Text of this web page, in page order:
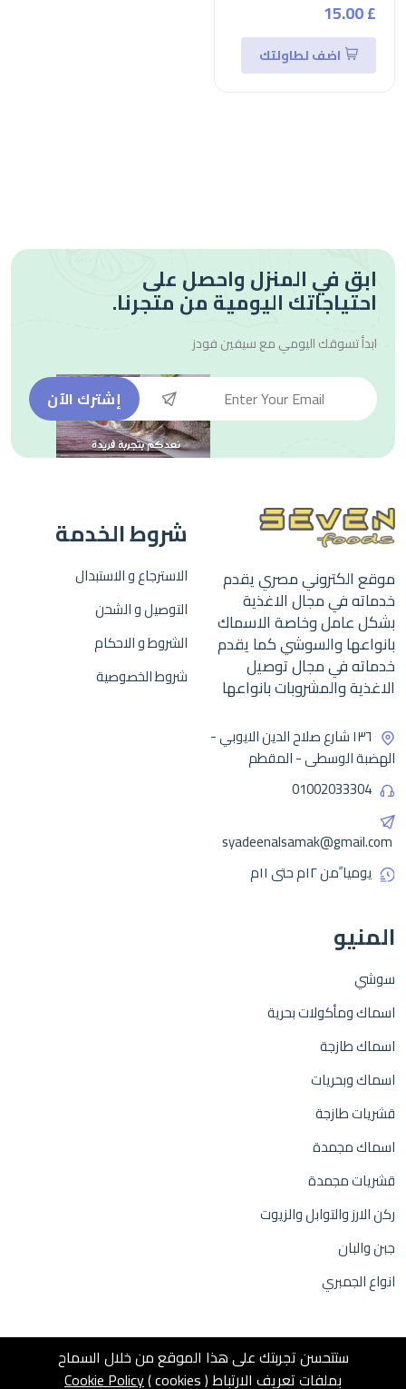
£ 15.00
اضف لطاولتك
ابق في المنزل واحصل على
احتياجاتك اليومية من متجرنا.
ابدأ تسوقك اليومي معسيفين فودز
إشترك الآن
موقع الكتروني مصري يقدم
خدماته في مجال الاغذية
بشكل عامل وخاصة الاسماك
بانواعها والسوشي كما يقدم
خدماته في مجال توصيل
الاغذية والمشروبات بانواعها
١٣٦ شارع صلاح الدين الايوبي -
الهضبة الوسطى - المقطم
01002033304
syadeenalsamak@gmail.com
يوميا ًمن ١٢م حتى ١١م
شروط الخدمة
الاسترجاع و الاستبدال
التوصيل و الشحن
الشروط و الاحكام
شروط الخصوصية
المنيو
سوشي
اسماك ومأكولات بحرية
اسماك طازجة
اسماك وبحريات
قشريات طازجة
اسماك مجمدة
قشريات مجمدة
ركن الارز والتوابل والزيوت
جبن والبان
انواع الجمبري
ستتحسن تجربتك على هذا الموقع من خلال السماح
بملفات تعريف الارتباط ( cookies )
Cookie Policy